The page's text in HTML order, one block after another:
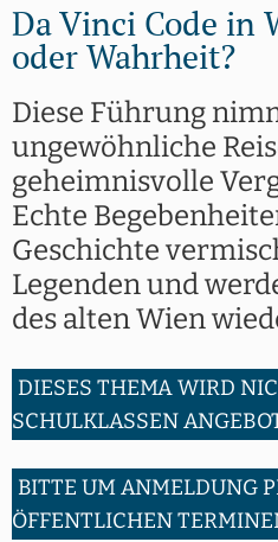
Da Vinci Code in
oder Wahrheit?
Diese Führung
ungewöhnliche
geheimnisvolle
Echte
Geschichte
Legenden und
des alten Wien
DIESES THEMA WIRD
SCHULKLASSEN
BITTE UM ANMELDUNG
ÖFFENTLICHEN